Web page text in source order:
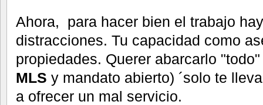
Ahora, para hacer bien el trabajo
distracciones. Tu capacidad como
propiedades. Querer abarcarlo
MLS y mandato abierto) ´solo te
a ofrecer un mal servicio.